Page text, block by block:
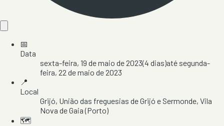
📅
Data
sexta-feira, 19 de maio de 2023(4 dias)até segunda-
feira, 22 de maio de 2023
📍
Local
Grijó, União das freguesias de Grijó e Sermonde, Vila
Nova de Gaia(Porto)
🗺️